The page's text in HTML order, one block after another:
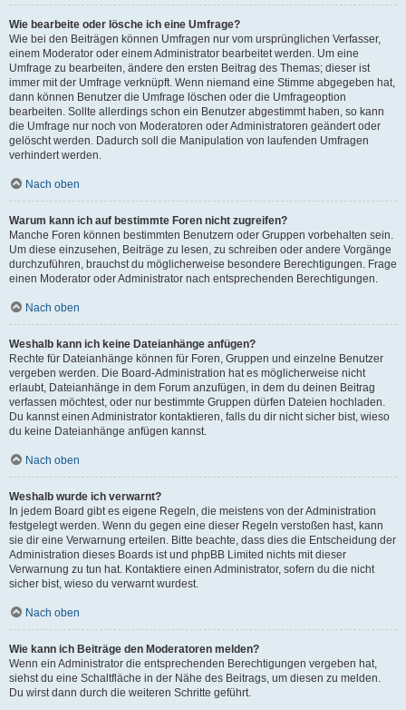
Wie bearbeite oder lösche ich eine Umfrage?
Wie bei den Beiträgen können Umfragen nur vom ursprünglichen Verfasser,
einem Moderator oder einem Administrator bearbeitet werden. Um eine
Umfrage zu bearbeiten, ändere den ersten Beitrag des Themas; dieser ist
immer mit der Umfrage verknüpft. Wenn niemand eine Stimme abgegeben hat,
dann können Benutzer die Umfrage löschen oder die Umfrageoption
bearbeiten. Sollte allerdings schon ein Benutzer abgestimmt haben, so kann
die Umfrage nur noch von Moderatoren oder Administratoren geändert oder
gelöscht werden. Dadurch soll die Manipulation von laufenden Umfragen
verhindert werden.
Nach oben
Warum kann ich auf bestimmte Foren nicht zugreifen?
Manche Foren können bestimmten Benutzern oder Gruppen vorbehalten sein.
Um diese einzusehen, Beiträge zu lesen, zu schreiben oder andere Vorgänge
durchzuführen, brauchst du möglicherweise besondere Berechtigungen. Frage
einen Moderator oder Administrator nach entsprechenden Berechtigungen.
Nach oben
Weshalb kann ich keine Dateianhänge anfügen?
Rechte für Dateianhänge können für Foren, Gruppen und einzelne Benutzer
vergeben werden. Die Board-Administration hat es möglicherweise nicht
erlaubt, Dateianhänge in dem Forum anzufügen, in dem du deinen Beitrag
verfassen möchtest, oder nur bestimmte Gruppen dürfen Dateien hochladen.
Du kannst einen Administrator kontaktieren, falls du dir nicht sicher bist, wieso
du keine Dateianhänge anfügen kannst.
Nach oben
Weshalb wurde ich verwarnt?
In jedem Board gibt es eigene Regeln, die meistens von der Administration
festgelegt werden. Wenn du gegen eine dieser Regeln verstoßen hast, kann
sie dir eine Verwarnung erteilen. Bitte beachte, dass dies die Entscheidung der
Administration dieses Boards ist und phpBB Limited nichts mit dieser
Verwarnung zu tun hat. Kontaktiere einen Administrator, sofern du die nicht
sicher bist, wieso du verwarnt wurdest.
Nach oben
Wie kann ich Beiträge den Moderatoren melden?
Wenn ein Administrator die entsprechenden Berechtigungen vergeben hat,
siehst du eine Schaltfläche in der Nähe des Beitrags, um diesen zu melden.
Du wirst dann durch die weiteren Schritte geführt.